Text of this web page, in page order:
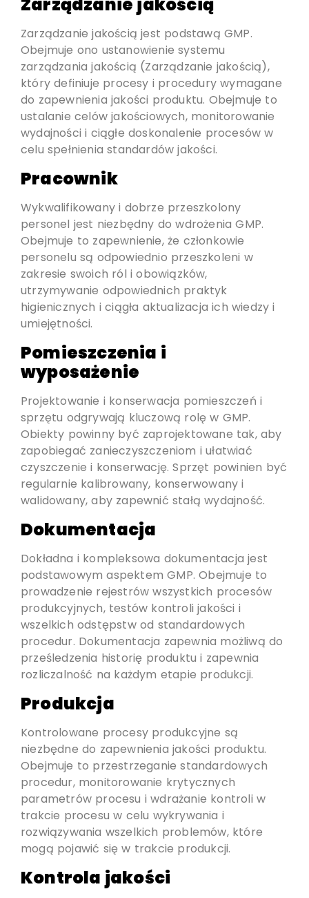
Zarządzanie jakością
Zarządzanie jakością jest podstawą GMP.
Obejmuje ono ustanowienie systemu
zarządzania jakością (Zarządzanie jakością),
który definiuje procesy i procedury wymagane
do zapewnienia jakości produktu. Obejmuje to
ustalanie celów jakościowych, monitorowanie
wydajności i ciągłe doskonalenie procesów w
celu spełnienia standardów jakości.
Pracownik
Wykwalifikowany i dobrze przeszkolony
personel jest niezbędny do wdrożenia GMP.
Obejmuje to zapewnienie, że członkowie
personelu są odpowiednio przeszkoleni w
zakresie swoich ról i obowiązków,
utrzymywanie odpowiednich praktyk
higienicznych i ciągła aktualizacja ich wiedzy i
umiejętności.
Pomieszczenia i
wyposażenie
Projektowanie i konserwacja pomieszczeń i
sprzętu odgrywają kluczową rolę w GMP.
Obiekty powinny być zaprojektowane tak, aby
zapobiegać zanieczyszczeniom i ułatwiać
czyszczenie i konserwację. Sprzęt powinien być
regularnie kalibrowany, konserwowany i
walidowany, aby zapewnić stałą wydajność.
Dokumentacja
Dokładna i kompleksowa dokumentacja jest
podstawowym aspektem GMP. Obejmuje to
prowadzenie rejestrów wszystkich procesów
produkcyjnych, testów kontroli jakości i
wszelkich odstępstw od standardowych
procedur. Dokumentacja zapewnia możliwą do
prześledzenia historię produktu i zapewnia
rozliczalność na każdym etapie produkcji.
Produkcja
Kontrolowane procesy produkcyjne są
niezbędne do zapewnienia jakości produktu.
Obejmuje to przestrzeganie standardowych
procedur, monitorowanie krytycznych
parametrów procesu i wdrażanie kontroli w
trakcie procesu w celu wykrywania i
rozwiązywania wszelkich problemów, które
mogą pojawić się w trakcie produkcji.
Kontrola jakości